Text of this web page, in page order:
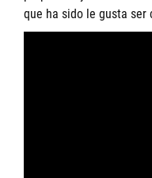
que ha sido le gusta ser